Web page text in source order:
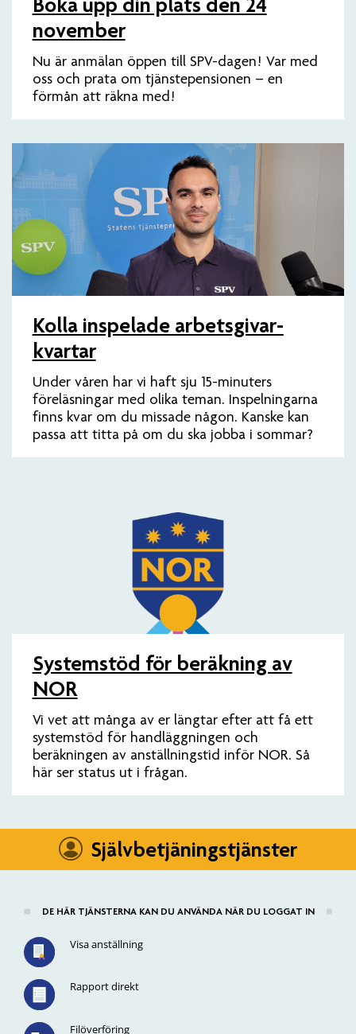
november
Nu är anmälan öppen till SPV-dagen! Var med
oss och prata om tjänstepensionen – en
förmån att räkna med!
Kolla inspelade arbets­givar­
kvartar
Under våren har vi haft sju 15-minuters
föreläsningar med olika teman. Inspelningarna
finns kvar om du missade någon. Kanske kan
passa att titta på om du ska jobba i sommar?
Systemstöd för beräkning av
NOR
Vi vet att många av er längtar efter att få ett
systemstöd för handläggningen och
beräkningen av anställningstid inför NOR. Så
här ser status ut i frågan.
Självbetjäningstjänster
DE HÄR TJÄNSTERNA KAN DU ANVÄNDA NÄR DU LOGGAT IN
Visa anställning
Rapport direkt
Filöverföring